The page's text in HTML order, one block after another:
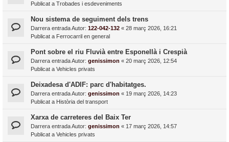
Publicat a Trobades i esdeveniments
Nou sistema de seguiment dels trens
Darrera entrada Autor: 122-042-132 « 28 març 2026, 16:21
Publicat a Ferrocarril en general
Pont sobre el riu Fluvià entre Esponellà i Crespià
Darrera entrada Autor: genissimon « 20 març 2026, 12:54
Publicat a Vehicles privats
Deixadesa d'ADIF: parc d'habitatges.
Darrera entrada Autor: genissimon « 19 març 2026, 14:23
Publicat a Història del transport
Xarxa de carreteres del Baix Ter
Darrera entrada Autor: genissimon « 17 març 2026, 14:57
Publicat a Vehicles privats